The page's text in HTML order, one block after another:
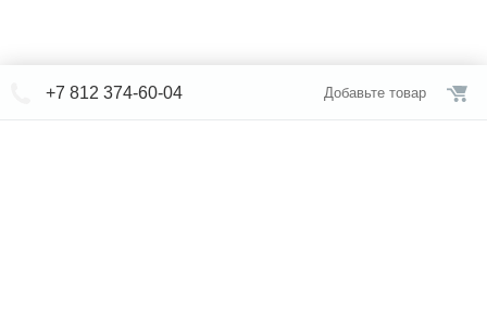
+7 812 374-60-04 Добавьте товар